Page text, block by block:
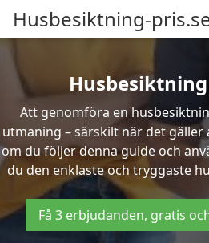
Husbesiktning-
Att genomföra en
utmaning – särskilt när det
om du följer denna guide och
du den enklaste och tryggaste
Få 3 erbjudanden, gratis